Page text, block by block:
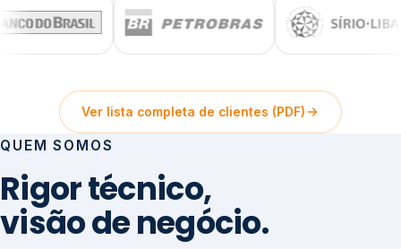
Ver lista completa de clientes (PDF)
QUEM SOMOS
Rigor técnico,
visão de negócio.